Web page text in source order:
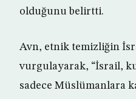
olduğunu belirtti.
Avn, etnik temizliğin
vurgulayarak, “İsrail,
sadece Müslümanlara